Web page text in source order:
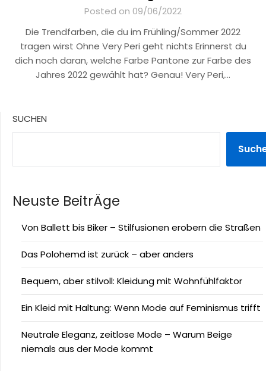
Posted on 09/06/2022
Die Trendfarben, die du im Frühling/Sommer 2022
tragen wirst Ohne Very Peri geht nichts Erinnerst du
dich noch daran, welche Farbe Pantone zur Farbe des
Jahres 2022 gewählt hat? Genau! Very Peri,…
SUCHEN
Neuste BeitrÄge
Von Ballett bis Biker – Stilfusionen erobern die Straßen
Das Polohemd ist zurück – aber anders
Bequem, aber stilvoll: Kleidung mit Wohnfühlfaktor
Ein Kleid mit Haltung: Wenn Mode auf Feminismus trifft
Neutrale Eleganz, zeitlose Mode – Warum Beige
niemals aus der Mode kommt